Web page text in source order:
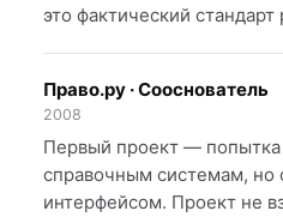
это фактический стандарт
Право.ру · Сооснователь
2008
Первый проект — попытка
справочным системам, но
интерфейсом. Проект не